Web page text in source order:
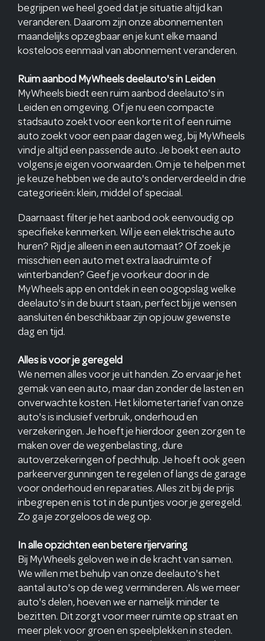
begrijpen we heel goed dat je situatie altijd kan
veranderen. Daarom zijn onze abonnementen
maandelijks opzegbaar en je kunt elke maand
kosteloos eenmaal van abonnement veranderen.
Ruim aanbod MyWheels deelauto's in Leiden
MyWheels biedt een ruim aanbod deelauto's in
Leiden en omgeving. Of je nu een compacte
stadsauto zoekt voor een korte rit of een ruime
auto zoekt voor een paar dagen weg, bij MyWheels
vind je altijd een passende auto. Je boekt een auto
volgens je eigen voorwaarden. Om je te helpen met
je keuze hebben we de auto's onderverdeeld in drie
categorieën: klein, middel of speciaal.
Daarnaast filter je het aanbod ook eenvoudig op
specifieke kenmerken. Wil je een elektrische auto
huren? Rijd je alleen in een automaat? Of zoek je
misschien een auto met extra laadruimte of
winterbanden? Geef je voorkeur door in de
MyWheels app en ontdek in een oogopslag welke
deelauto's in de buurt staan, perfect bij je wensen
aansluiten én beschikbaar zijn op jouw gewenste
dag en tijd.
Alles is voor je geregeld
We nemen alles voor je uit handen. Zo ervaar je het
gemak van een auto, maar dan zonder de lasten en
onverwachte kosten. Het kilometertarief van onze
auto's is inclusief verbruik, onderhoud en
verzekeringen. Je hoeft je hierdoor geen zorgen te
maken over de wegenbelasting, dure
autoverzekeringen of pechhulp. Je hoeft ook geen
parkeervergunningen te regelen of langs de garage
voor onderhoud en reparaties. Alles zit bij de prijs
inbegrepen en is tot in de puntjes voor je geregeld.
Zo ga je zorgeloos de weg op.
In alle opzichten een betere rijervaring
Bij MyWheels geloven we in de kracht van samen.
We willen met behulp van onze deelauto's het
aantal auto's op de weg verminderen. Als we meer
auto's delen, hoeven we er namelijk minder te
bezitten. Dit zorgt voor meer ruimte op straat en
meer plek voor groen en speelplekken in steden.